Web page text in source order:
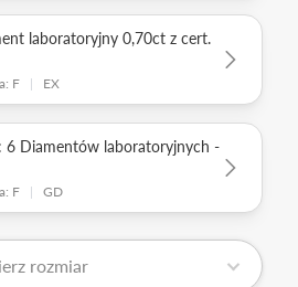
laboratoryjny 0,70ct z cert.
F | EX
6 Diamentów laboratoryjnych -
F | GD
rozmiar